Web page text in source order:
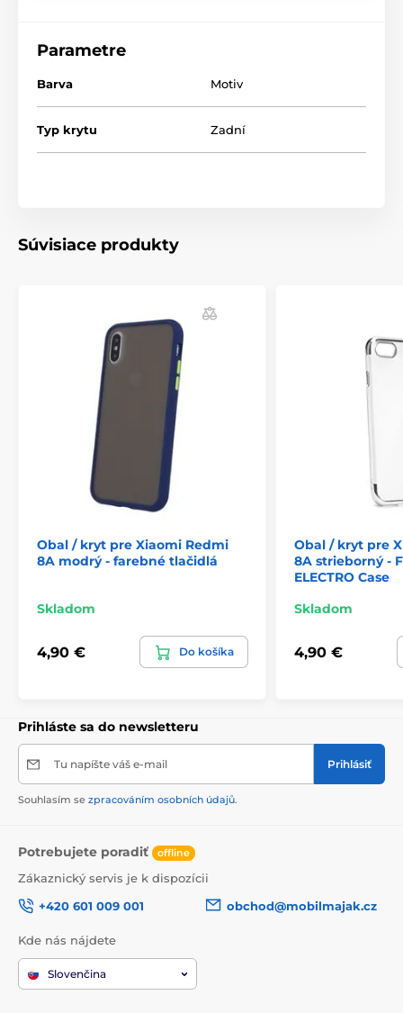
Parametre
Barva Motiv
Typ krytu Zadní
Súvisiace produkty
Obal / kryt pre Xiaomi Redmi
8A modrý - farebné tlačidlá
Skladom
4,90 € Do košíka
Obal / kryt pre
8A strieborný -
ELECTRO Case
Skladom
4,90 €
Prihláste sa do newsletteru
Tu napíšte váš e-mail Prihlásiť
Souhlasím se zpracováním osobních údajů.
Potrebujete poradiť offline
Zákaznický servis je k dispozícii
+420 601 009 001
obchod@mobilmajak.cz
Kde nás nájdete
Slovenčina